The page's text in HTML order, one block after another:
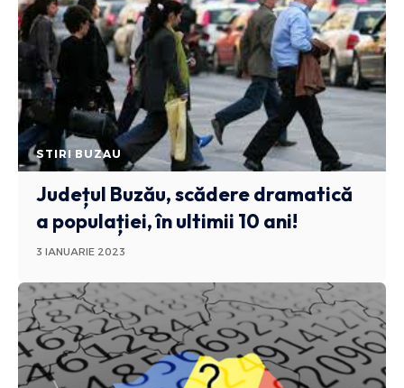
STIRI BUZAU
Județul Buzău, scădere dramatică
a populației, în ultimii 10 ani!
3 IANUARIE 2023